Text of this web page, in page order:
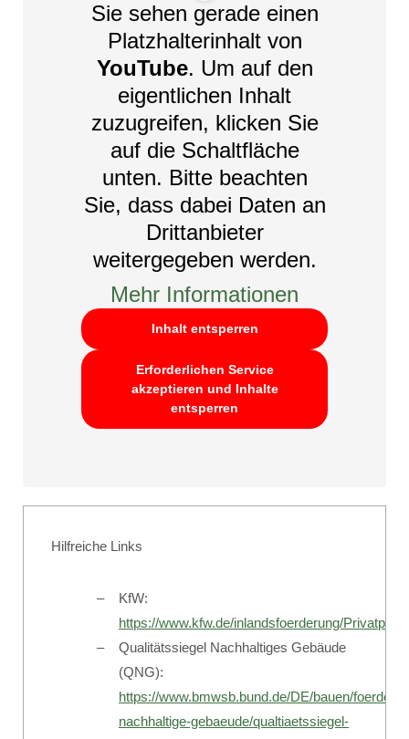
Sie sehen gerade einen
Platzhalterinhalt von
YouTube. Um auf den
eigentlichen Inhalt
zuzugreifen, klicken Sie
auf die Schaltfläche
unten. Bitte beachten
Sie, dass dabei Daten an
Drittanbieter
weitergegeben werden.
Mehr Informationen
Inhalt entsperren
Erforderlichen Service
akzeptieren und Inhalte
entsperren
Hilfreiche Links
KfW:
https://www.kfw.de/inlandsfoerderung/
Qualitätssiegel Nachhaltiges Gebäude
(QNG):
https://www.bmwsb.bund.de/DE/bauen/
nachhaltige-gebaeude/qualtiaetssiegel-